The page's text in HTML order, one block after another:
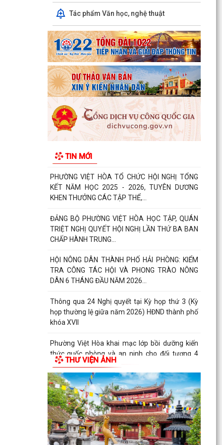
Tác phẩm Văn học, nghệ thuật
TIN MỚI
hài cốt...
Chủ động ứng phó với mưa lớn, lũ, ngập lụt, lũ
quét, sạt lở đất, lốc, sét, mưa đá
UBND thành phố yêu cầu rà soát, chuẩn hóa thủ
tục hành chính, chấm dứt phát sinh "giấy phép
con"
Phường Việt Hòa bế mạc Lớp bồi dưỡng kiến
thức quốc phòng và an ninh đối tượng 4 năm
2026.
tập kỹ thuật tại Nhật Bản, Đợt II/2026.
PHƯỜNG VIỆT HÒA TỔ CHỨC HỘI NGHỊ TỔNG
KẾT NĂM HỌC 2025 - 2026, TUYÊN DƯƠNG
KHEN THƯỞNG CÁC TẬP THỂ,...
ĐẢNG BỘ PHƯỜNG VIỆT HÒA HỌC TẬP, QUÁN
TRIỆT NGHỊ QUYẾT HỘI NGHỊ LẦN THỨ BA BAN
CHẤP HÀNH TRUNG...
HỘI NÔNG DÂN THÀNH PHỐ HẢI PHÒNG: KIỂM
TRA CÔNG TÁC HỘI VÀ PHONG TRÀO NÔNG
DÂN 6 THÁNG ĐẦU NĂM 2026...
Thông qua 24 Nghị quyết tại Kỳ họp thứ 3 (Kỳ
họp thường lệ giữa năm 2026) HĐND thành phố
khóa XVII
Phường Việt Hòa khai mạc lớp bồi dưỡng kiến
thức quốc phòng và an ninh cho đối tượng 4
năm 2026
Thành phố đặt mục tiêu giữ vững nhóm 5, phấn
đấu vào nhóm 3 cả nước về Chỉ số PCI đến năm
2030
Bảo đảm thực hiện chính sách bảo hiểm y tế đối
với học sinh, sinh viên năm học 2026-2027
THƯ VIỆN ẢNH